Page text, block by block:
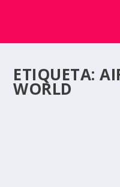
ETIQUETA:
WORLD